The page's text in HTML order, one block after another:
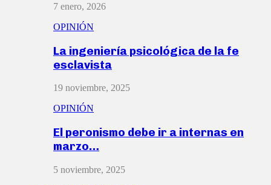
7 enero, 2026
OPINIÓN
La ingeniería psicológica de la fe
esclavista
19 noviembre, 2025
OPINIÓN
El peronismo debe ir a internas en
marzo…
5 noviembre, 2025